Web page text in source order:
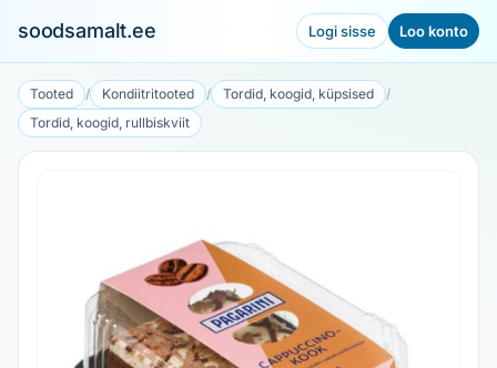
soodsamalt.ee Logi sisse Loo konto
Tooted / Kondiitritooted / Tordid, koogid, küpsised
/
Tordid, koogid, rullbiskviit